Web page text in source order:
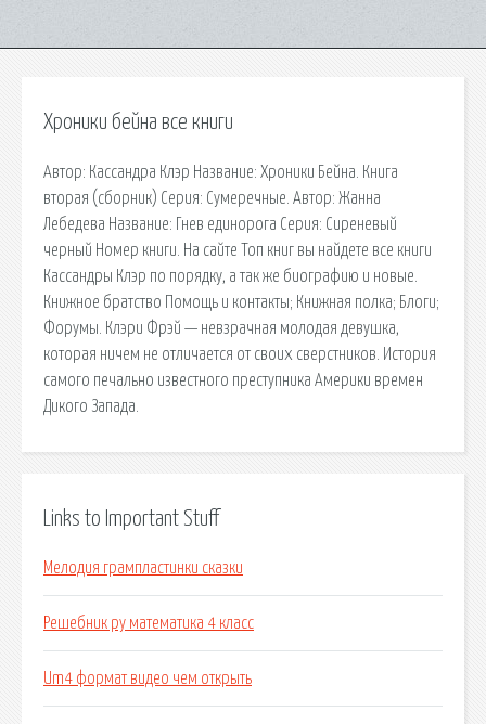
Хроники бейна все книги
Автор: Кассандра Клэр Название: Хроники Бейна. Книга
вторая (сборник) Серия: Сумеречные. Автор: Жанна
Лебедева Название: Гнев единорога Серия: Сиреневый
черный Номер книги. На сайте Топ книг вы найдете все книги
Кассандры Клэр по порядку, а так же биографию и новые.
Книжное братство Помощь и контакты; Книжная полка; Блоги;
Форумы. Клэри Фрэй — невзрачная молодая девушка,
которая ничем не отличается от своих сверстников. История
самого печально известного преступника Америки времен
Дикого Запада.
Links to Important Stuff
Мелодия грампластинки сказки
Решебник ру математика 4 класс
Um4 формат видео чем открыть